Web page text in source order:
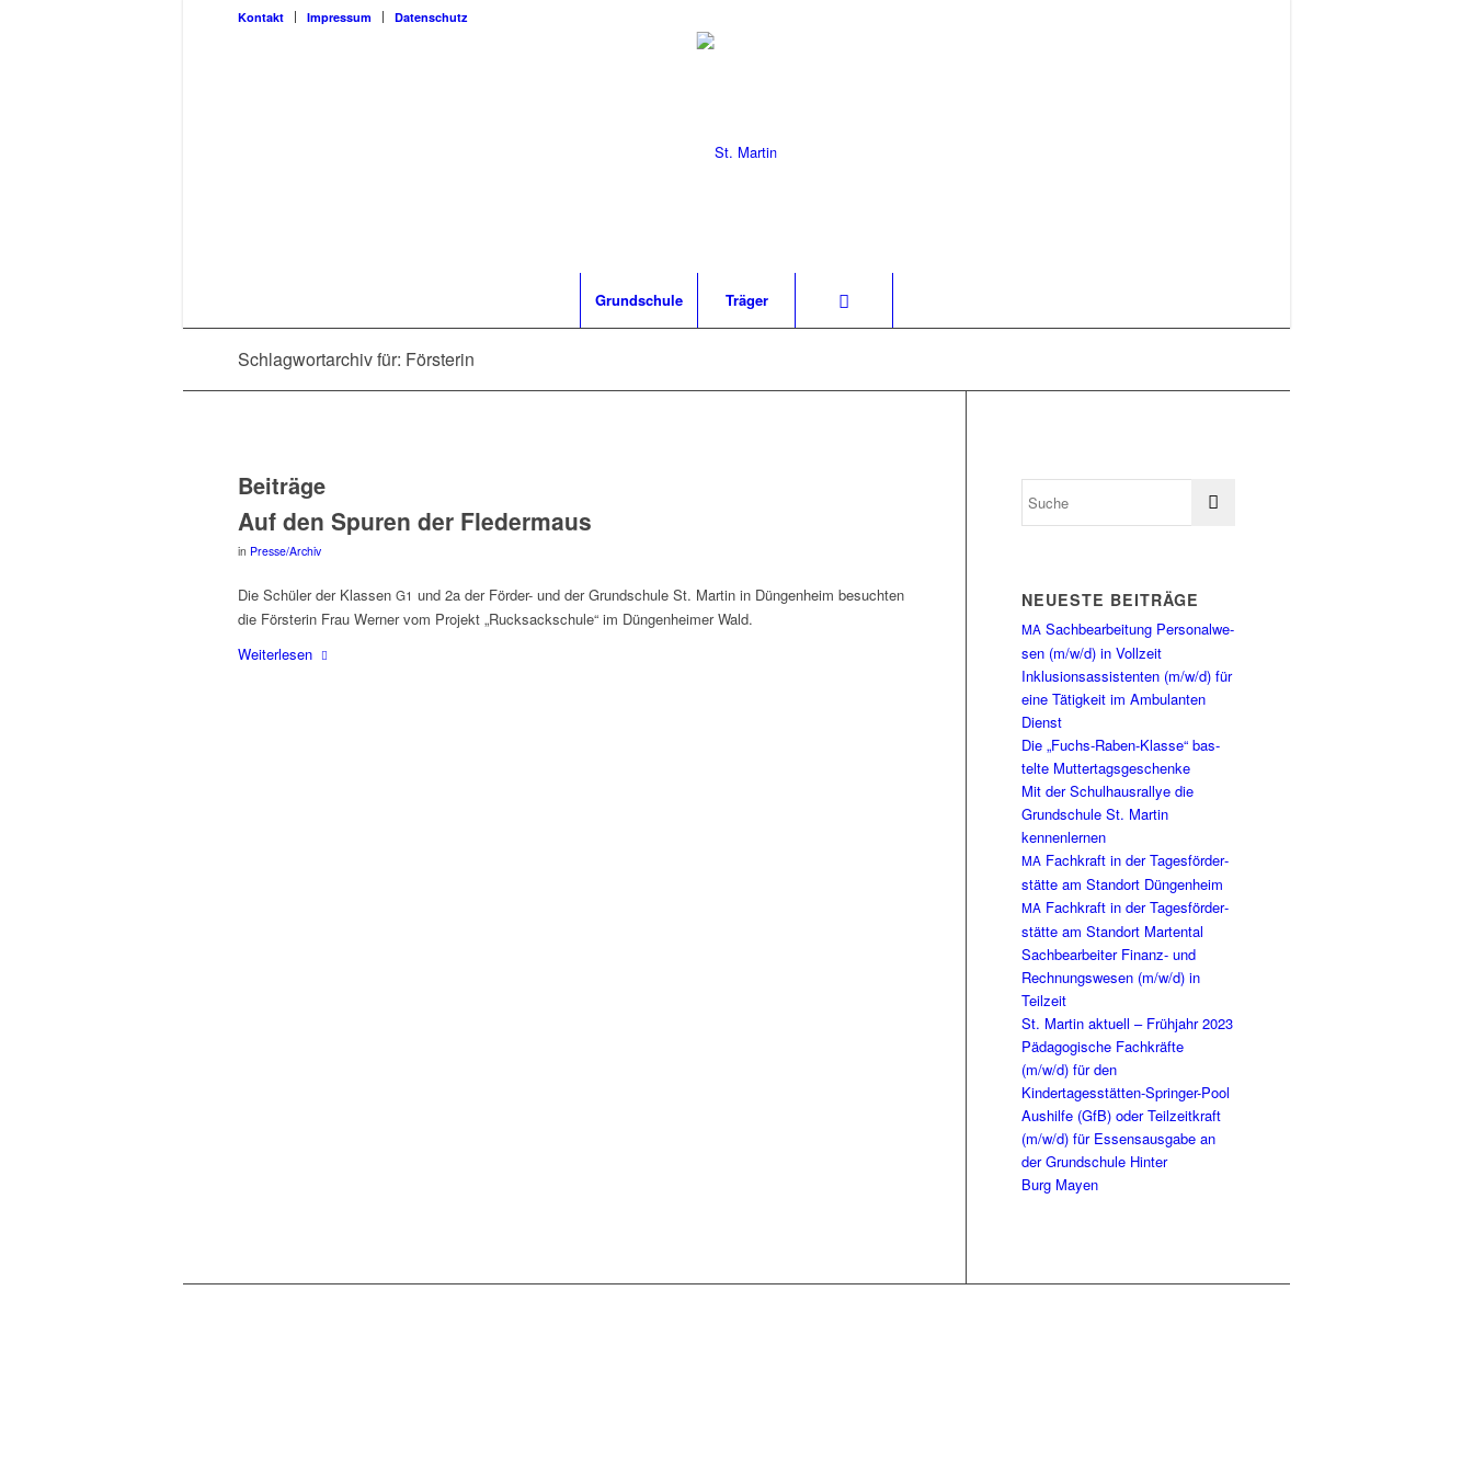
Kon­takt Impres­sum Daten­schutz
Grund­schu­le Trä­ger
Schlagwortarchiv für: Försterin
Beiträge
Auf den Spu­ren der Fledermaus
in Presse/Archiv
Die Schü­ler der Klas­sen G1 und 2a der För­der- und der Grund­schu­le St. Mar­tin in Dün­gen­heim besuch­ten
die Förs­te­rin Frau Wer­ner vom Pro­jekt „Ruck­sack­schu­le“ im Dün­gen­hei­mer Wald.
Wei­ter­le­sen
NEU­ES­TE BEITRÄGE
MA Sach­be­ar­bei­tung Per­so­nal­we­
sen (m/w/d) in Vollzeit
Inklu­si­ons­as­sis­ten­ten (m/w/d) für
eine Tätig­keit im Ambu­lan­ten
Dienst
Die „Fuchs-Raben-Klas­se“ bas­
tel­te Muttertagsgeschenke
Mit der Schul­haus­ral­lye die
Grund­schu­le St. Mar­tin
kennenlernen
MA Fach­kraft in der Tages­för­der­
stät­te am Stand­ort Düngenheim
MA Fach­kraft in der Tages­för­der­
stät­te am Stand­ort Martental
Sach­be­ar­bei­ter Finanz- und
Rech­nungs­we­sen (m/w/d) in
Teilzeit
St. Mar­tin aktu­ell – Früh­jahr 2023
Päd­ago­gi­sche Fach­kräf­te
(m/w/d) für den
Kindertagesstätten-Springer-Pool
Aus­hil­fe (GfB) oder Teil­zeit­kraft
(m/w/d) für Essens­aus­ga­be an
der Grund­schu­le Hin­ter
Burg Mayen